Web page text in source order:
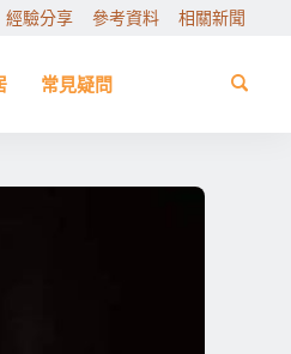
經驗分享 參考資料 相關新聞
常見疑問